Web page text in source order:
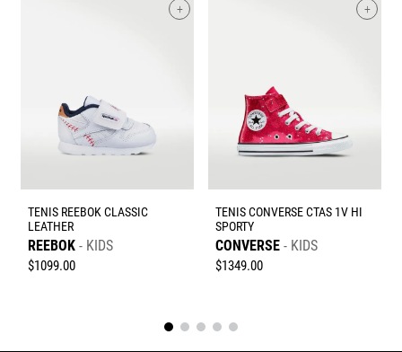
Escribe un comentario
Enviar comentario
+
TENIS REEBOK CLASSIC
LEATHER
REEBOK KIDS
$1099.00
+
TENIS CONVERSE CTAS 1V HI
SPORTY
CONVERSE KIDS
$1349.00